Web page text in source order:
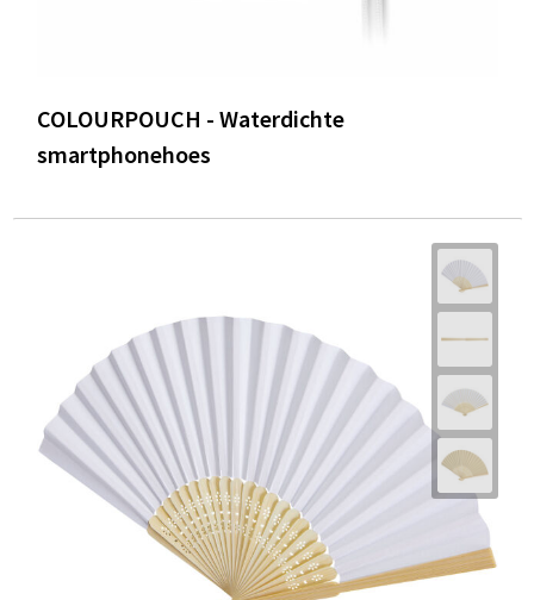
COLOURPOUCH - Waterdichte
smartphonehoes